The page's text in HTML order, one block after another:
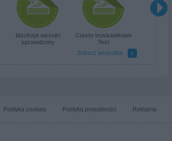
biszkopt wysoki
sprawdzony
Ciasto truskawkowe
Tesi
Zobacz wszystkie
Polityka cookies Polityka prywatności Reklama